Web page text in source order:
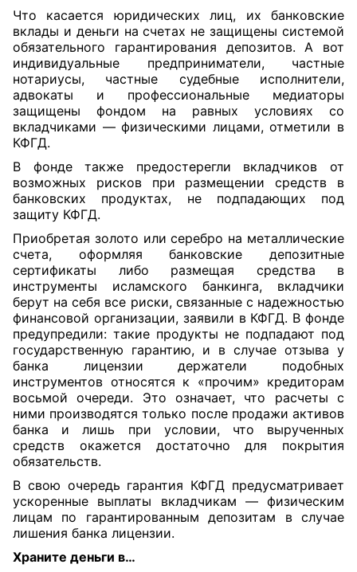
Что касается юридических лиц, их банковские
вклады и деньги на счетах не защищены системой
обязательного гарантирования депозитов. А вот
индивидуальные предприниматели, частные
нотариусы, частные судебные исполнители,
адвокаты и профессиональные медиаторы
защищены фондом на равных условиях со
вкладчиками — физическими лицами, отметили в
КФГД.
В фонде также предостерегли вкладчиков от
возможных рисков при размещении средств в
банковских продуктах, не подпадающих под
защиту КФГД.
Приобретая золото или серебро на металлические
счета, оформляя банковские депозитные
сертификаты либо размещая средства в
инструменты исламского банкинга, вкладчики
берут на себя все риски, связанные с надежностью
финансовой организации, заявили в КФГД. В фонде
предупредили: такие продукты не подпадают под
государственную гарантию, и в случае отзыва у
банка лицензии держатели подобных
инструментов относятся к «прочим» кредиторам
восьмой очереди. Это означает, что расчеты с
ними производятся только после продажи активов
банка и лишь при условии, что вырученных
средств окажется достаточно для покрытия
обязательств.
В свою очередь гарантия КФГД предусматривает
ускоренные выплаты вкладчикам — физическим
лицам по гарантированным депозитам в случае
лишения банка лицензии.
Храните деньги в…